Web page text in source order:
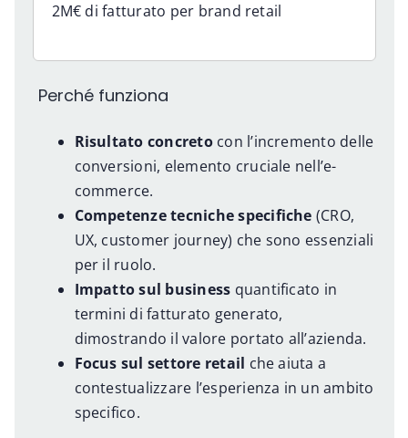
2M€ di fatturato per brand retail
Perché funziona
Risultato concretocon l’incremento delle
conversioni, elemento cruciale nell’e-
commerce.
Competenze tecniche specifiche (CRO,
UX, customer journey) che sono essenziali
per il ruolo.
Impatto sul business quantificato in
termini di fatturato generato,
dimostrando il valore portato all’azienda.
Focus sul settore retail che aiuta a
contestualizzare l’esperienza in un ambito
specifico.